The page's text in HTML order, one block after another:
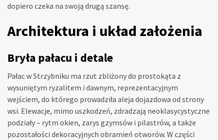
dopiero czeka na swoją drugą szansę.
Architektura i układ założenia
Bryła pałacu i detale
Pałac w Strzybniku ma rzut zbliżony do prostokąta z
wysuniętym ryzalitem i dawnym, reprezentacyjnym
wejściem, do którego prowadziła aleja dojazdowa od strony
wsi. Elewacje, mimo uszkodzeń, zdradzają neoklasycystyczne
podziały – rytm okien, zarys gzymsów i pilastrów, a także
pozostałości dekoracyjnych obramień otworów. W części